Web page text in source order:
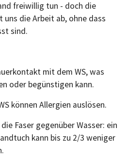
freiwillig tun - doch die
uns die Arbeit ab, ohne dass
sind.
mit dem WS, was
oder begünstigen kann.
können Allergien auslösen.
Faser gegenüber Wasser: ein
kann bis zu 2/3 weniger